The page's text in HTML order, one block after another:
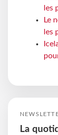
les
Le
les
La